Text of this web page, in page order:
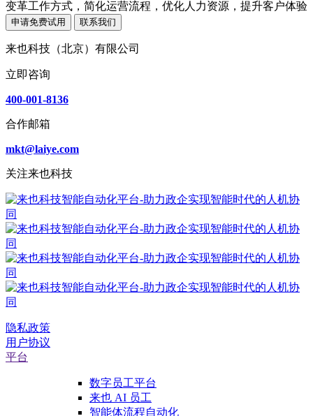
变革工作方式，简化运营流程，优化人力资源，提升客户体验
申请免费试用 联系我们
来也科技（北京）有限公司
立即咨询
400-001-8136
合作邮箱
mkt@laiye.com
关注来也科技
隐私政策
用户协议
平台
数字员工平台
来也 AI 员工
智能体流程自动化